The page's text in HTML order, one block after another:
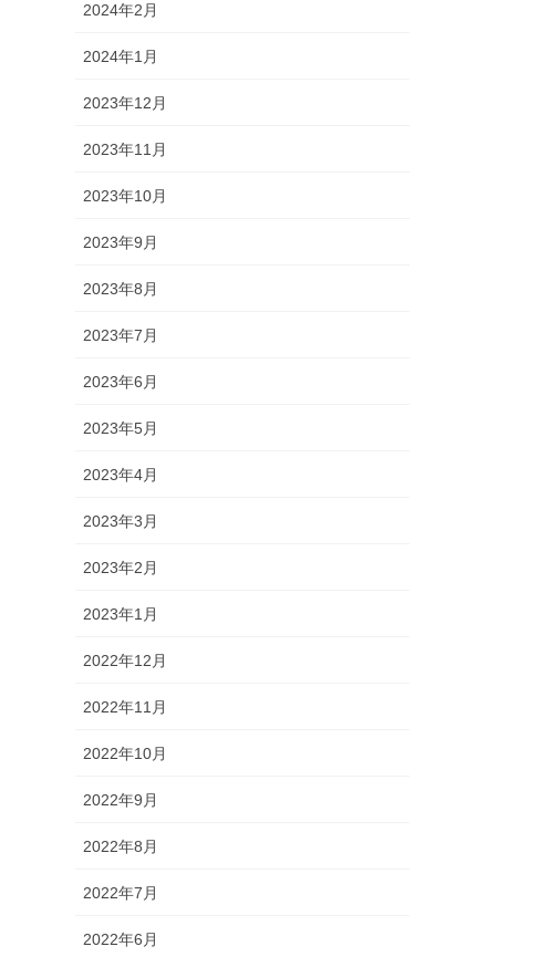
2024年2月
2024年1月
2023年12月
2023年11月
2023年10月
2023年9月
2023年8月
2023年7月
2023年6月
2023年5月
2023年4月
2023年3月
2023年2月
2023年1月
2022年12月
2022年11月
2022年10月
2022年9月
2022年8月
2022年7月
2022年6月